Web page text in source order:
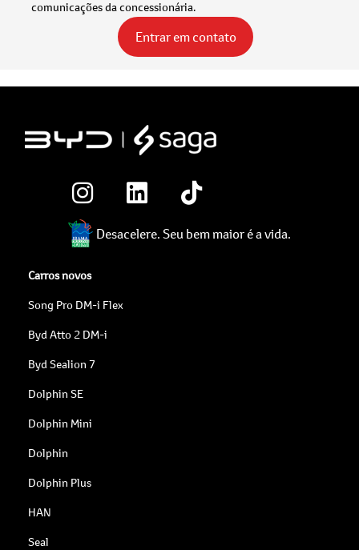
comunicações da concessionária.
Entrar em contato
Desacelere. Seu bem maior é a vida.
Carros novos
Song Pro DM-i Flex
Byd Atto 2 DM-i
Byd Sealion 7
Dolphin SE
Dolphin Mini
Dolphin
Dolphin Plus
HAN
Seal